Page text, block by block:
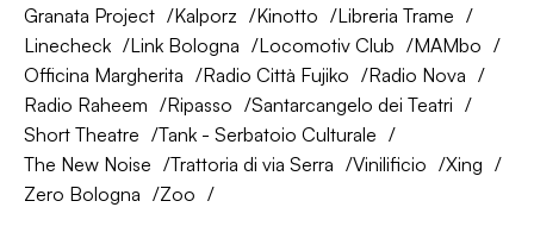
Granata Project
Kalporz Kinotto
Libreria Trame
Linecheck
Link Bologna Locomotiv Club
MAMbo
Officina Margherita
Radio Città Fujiko
Radio Nova
Radio Raheem
Ripasso
Santarcangelo dei Teatri
Short Theatre
Tank - Serbatoio Culturale
The New Noise
Trattoria di via Serra Vinilificio
Xing
Zero Bologna
Zoo